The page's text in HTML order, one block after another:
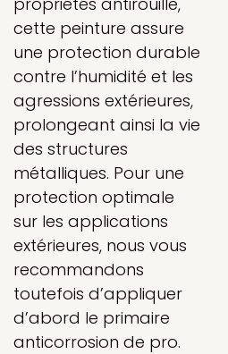
cette peinture assure
une protection durable
contre l’humidité et les
agressions extérieures,
prolongeant ainsi la vie
des structures
métalliques. Pour une
protection optimale
sur les applications
extérieures, nous vous
recommandons
toutefois d’appliquer
d’abord le primaire
anticorrosion de pro.